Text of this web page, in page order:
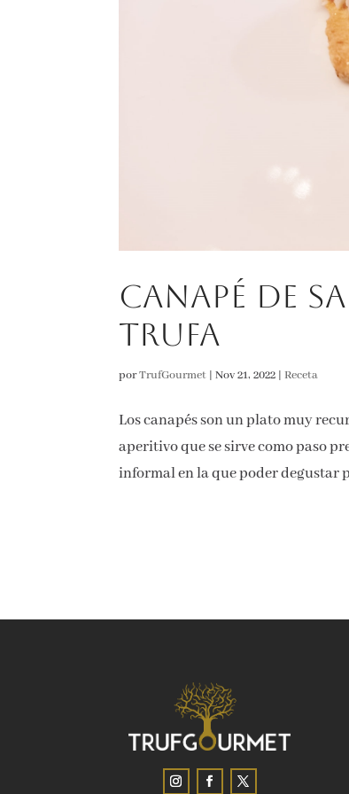
Canapé de
trufa
porTrufGourmet |Nov 21, 2022 |Receta
Los canapés son un plato muy
aperitivo que se sirve como paso
informal en la que poder degustar